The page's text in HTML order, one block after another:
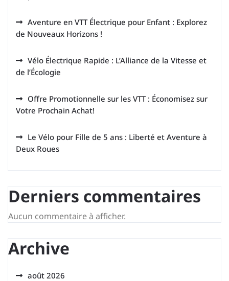
Aventure en VTT Électrique pour Enfant : Explorez
de Nouveaux Horizons !
Vélo Électrique Rapide : L’Alliance de la Vitesse et
de l’Écologie
Offre Promotionnelle sur les VTT : Économisez sur
Votre Prochain Achat!
Le Vélo pour Fille de 5 ans : Liberté et Aventure à
Deux Roues
Derniers commentaires
Aucun commentaire à afficher.
Archive
août 2026